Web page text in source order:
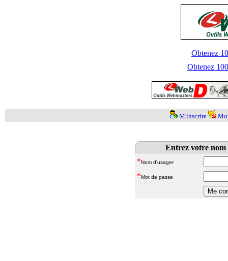
Obtenez
Obtenez
M'inscrire
Entrez votre nom
*Nom d'usager
*Mot de passe